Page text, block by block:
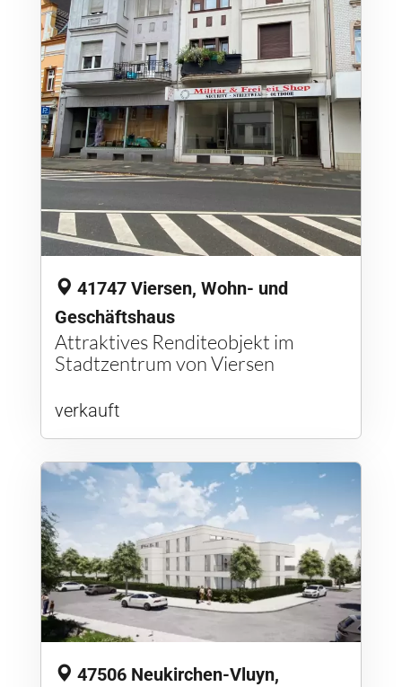
41747 Viersen, Wohn- und
Geschäftshaus
Attraktives Renditeobjekt im
Stadtzentrum von Viersen
verkauft
47506 Neukirchen-Vluyn,